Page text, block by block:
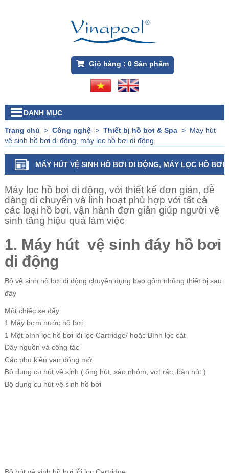
Giỏ hàng : 0Sản phẩm
DANH MỤC
Trang chủ > Công nghệ> Thiết bị hồ bơi & Spa> Máy hút
vệ sinh hồ bơi di động, máy lọc hồ bơi di động
MÁY HÚT VỆ SINH HỒ BƠI DI ĐỘNG, MÁY LỌC HỒ BƠI
DI ĐỘNG
Máy lọc hồ bơi di động, với thiết kế đơn giản, dễ
dàng di chuyển và linh hoạt phù hợp với tất cả
các loại hồ bơi, vận hành đơn giản giúp người vệ
sinh tăng hiệu quả làm việc
1. Máy hút vệ sinh đáy hồ bơi
di động
Bộ vệ sinh hồ bơi di động chuyên dụng bao gồm những thiết bị sau
đây
Một chiếc xe đẩy
1 Máy bơm nước hồ bơi
1 Một bình lọc hồ bơi lõi lọc Cartridge/ hoặc Bình lọc cát
Dây nguồn và công tác
Các phụ kiện van đóng mở
Bộ dụng cụ hút vệ sinh ( ống hút, sào nhôm, vợt rác, bàn hút )
Bộ dụng cụ hút vệ sinh hồ bơi